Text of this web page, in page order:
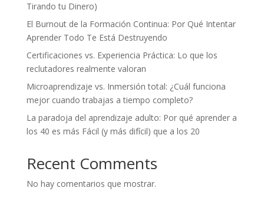
Tirando tu Dinero)
El Burnout de la Formación Continua: Por Qué Intentar
Aprender Todo Te Está Destruyendo
Certificaciones vs. Experiencia Práctica: Lo que los
reclutadores realmente valoran
Microaprendizaje vs. Inmersión total: ¿Cuál funciona
mejor cuando trabajas a tiempo completo?
La paradoja del aprendizaje adulto: Por qué aprender a
los 40 es más Fácil (y más difícil) que a los 20
Recent Comments
No hay comentarios que mostrar.